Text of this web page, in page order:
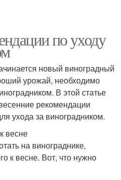
по уходу
новый виноградный
урожай, необходимо
В этой статье
рекомендации
ухода за виноградником.
весне
на винограднике,
к весне. Вот, что нужно